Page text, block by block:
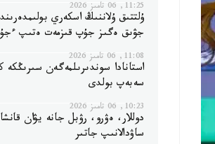
11:25, 06 تامىز 2026
جۋىق ەگىز جۇپ قىزمەت ەتىپ
11:08, 06 تامىز 2026
استانادا سوندىرىلمەگەن سىرىڭكە
سەبەپ بولدى
10:23, 06 تامىز 2026
دوللار، ەۋرو، رۋبل جانە يۋان
ساۋدالانىپ جاتىر